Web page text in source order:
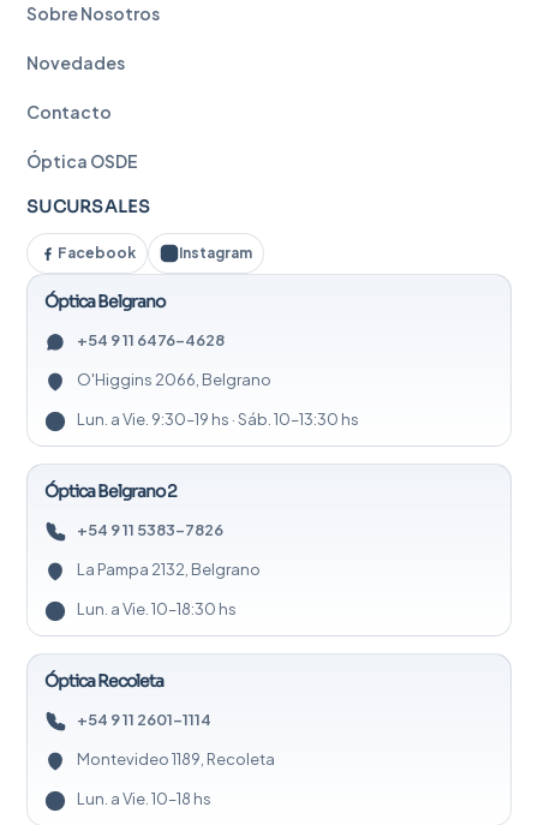
Sobre Nosotros
Novedades
Contacto
Óptica OSDE
SUCURSALES
Facebook Instagram
Óptica Belgrano
+54 9 11 6476-4628
O'Higgins 2066, Belgrano
Lun. a Vie. 9:30–19 hs · Sáb. 10–13:30 hs
Óptica Belgrano 2
+54 9 11 5383-7826
La Pampa 2132, Belgrano
Lun. a Vie. 10–18:30 hs
Óptica Recoleta
+54 9 11 2601-1114
Montevideo 1189, Recoleta
Lun. a Vie. 10–18 hs